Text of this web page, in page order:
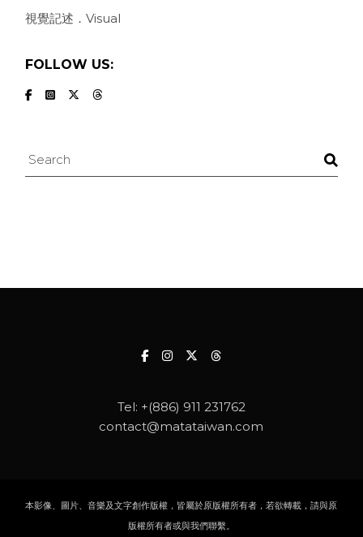
視覺記述．Visual
FOLLOW US:
Search
Tel: +(886) 911 231762
contact@matataiwan.com
本影像、圖片、音樂及文字創作版權，皆屬於原版權所有者，若欲轉載，請與原
版權所有者或與我們聯繫。